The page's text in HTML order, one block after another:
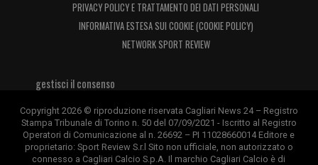
PRIVACY POLICY E TRATTAMENTO DEI DATI PERSONALI
INFORMATIVA ESTESA SUI COOKIE (COOKIE POLICY)
NETWORK SPORT REVIEW
gestisci il consenso
Copyright 2026 © riproduzione riservata Cagliari News 24 – Registro
Stampa Tribunale di Torino n. 50 del 07/09/2021 - Iscritto al Registro
Operatori di Comunicazione al n. 26692 – PI 11028660014 Editore e
proprietario: Sport Review S.r.l Sito non ufficiale, non autorizzato o
connesso a Cagliari Calcio S.p.A. Il marchio Cagliari Calcio è di